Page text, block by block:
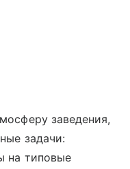
заведения,
задачи:
на типовые